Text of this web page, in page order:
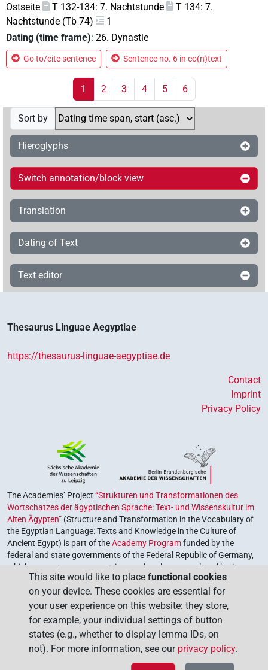
Ostseite
T 132-134: 7. Nachtstunde
T 134: 7.
Nachtstunde (Tb 74)
1
Dating (time frame): 26. Dynastie
Go to/cite sentence Sentence no. 6 in co(n)text
1 2 3 4 5 6
Sort by
Hieroglyphs
Switch annotation/block view
Translation
Dating of Text
Text editor
Thesaurus Linguae Aegyptiae
https://thesaurus-linguae-aegyptiae.de
Contact
Imprint
Privacy Policy
The Academies’ Project “Strukturen und Transformationen des
Wortschatzes der ägyptischen Sprache: Text- und Wissenskultur im
Alten Ägypten” (Structure and Transformation in the Vocabulary of
the Egyptian Language: Texts and Knowledge in the Culture of
Ancient Egypt) is part of theAcademy Programfunded by the
federal and state governments of the Federal Republic of Germany,
which serves to preserve, retrieve and explore our cultural heritage.
The program is coordinated by theUnion of the German Academies
of Sciences and Humanities.
This site would like to place functional cookies
on your device. These cookies are essential for
your user experience on this website: they store,
for example, your individual settings of button
states (e.g., whether to display lemma IDs, on
not). For more information, see our privacy policy.